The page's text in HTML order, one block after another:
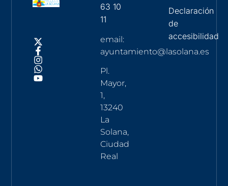
63 10
11
email:
ayuntamiento@lasolana.es
Pl.
Mayor,
1,
13240
La
Solana,
Ciudad
Real
Declaración
de
accesibilidad